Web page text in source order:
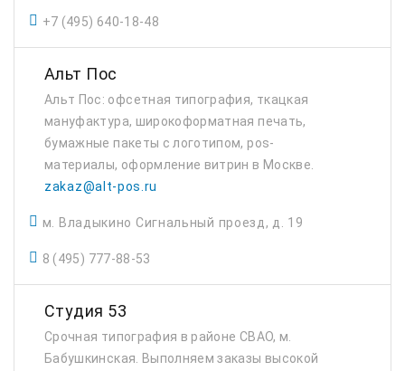
+7 (495) 640-18-48
Альт Пос
Альт Пос: офсетная типография, ткацкая
мануфактура, широкоформатная печать,
бумажные пакеты с логотипом, pos-
материалы, оформление витрин в Москве.
zakaz@alt-pos.ru
м. Владыкино Сигнальный проезд, д. 19
8 (495) 777-88-53
Студия 53
Срочная типография в районе СВАО, м.
Бабушкинская. Выполняем заказы высокой